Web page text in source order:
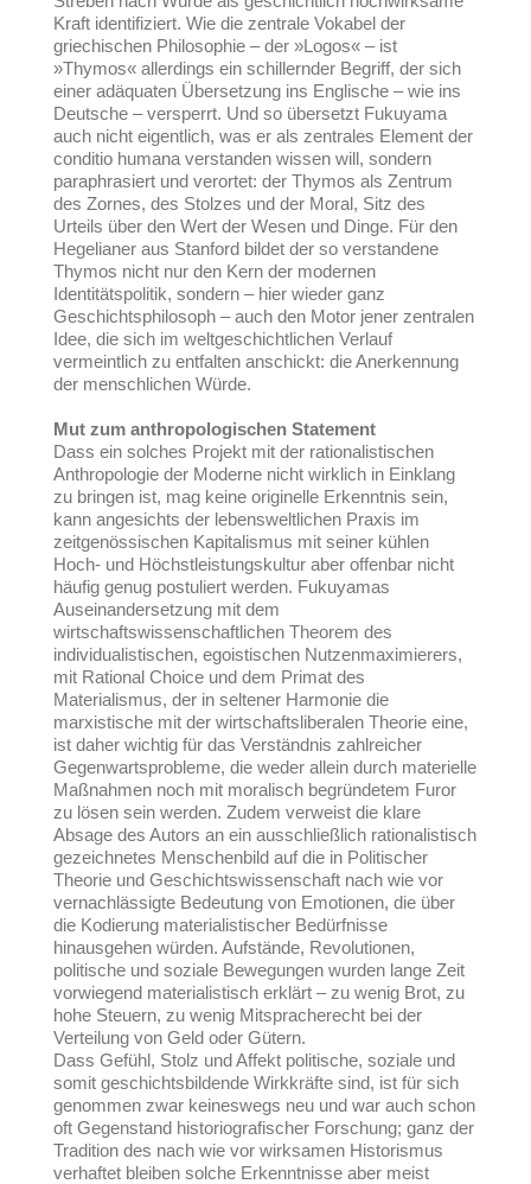
Kraft identifiziert. Wie die zentrale Vokabel der
griechischen Philosophie – der »Logos« – ist
»Thymos« allerdings ein schillernder Begriff, der sich
einer adäquaten Übersetzung ins Englische – wie ins
Deutsche – versperrt. Und so übersetzt Fukuyama
auch nicht eigentlich, was er als zentrales Element der
conditio humana verstanden wissen will, sondern
paraphrasiert und verortet: der Thymos als Zentrum
des Zornes, des Stolzes und der Moral, Sitz des
Urteils über den Wert der Wesen und Dinge. Für den
Hegelianer aus Stanford bildet der so verstandene
Thymos nicht nur den Kern der modernen
Identitätspolitik, sondern – hier wieder ganz
Geschichtsphilosoph – auch den Motor jener zentralen
Idee, die sich im weltgeschichtlichen Verlauf
vermeintlich zu entfalten anschickt: die Anerkennung
der menschlichen Würde.
Mut zum anthropologischen Statement
Dass ein solches Projekt mit der rationalistischen
Anthropologie der Moderne nicht wirklich in Einklang
zu bringen ist, mag keine originelle Erkenntnis sein,
kann angesichts der lebensweltlichen Praxis im
zeitgenössischen Kapitalismus mit seiner kühlen
Hoch- und Höchstleistungskultur aber offenbar nicht
häufig genug postuliert werden. Fukuyamas
Auseinandersetzung mit dem
wirtschaftswissenschaftlichen Theorem des
individualistischen, egoistischen Nutzenmaximierers,
mit Rational Choice und dem Primat des
Materialismus, der in seltener Harmonie die
marxistische mit der wirtschaftsliberalen Theorie eine,
ist daher wichtig für das Verständnis zahlreicher
Gegenwartsprobleme, die weder allein durch materielle
Maßnahmen noch mit moralisch begründetem Furor
zu lösen sein werden. Zudem verweist die klare
Absage des Autors an ein ausschließlich rationalistisch
gezeichnetes Menschenbild auf die in Politischer
Theorie und Geschichtswissenschaft nach wie vor
vernachlässigte Bedeutung von Emotionen, die über
die Kodierung materialistischer Bedürfnisse
hinausgehen würden. Aufstände, Revolutionen,
politische und soziale Bewegungen wurden lange Zeit
vorwiegend materialistisch erklärt – zu wenig Brot, zu
hohe Steuern, zu wenig Mitspracherecht bei der
Verteilung von Geld oder Gütern.
Dass Gefühl, Stolz und Affekt politische, soziale und
somit geschichtsbildende Wirkkräfte sind, ist für sich
genommen zwar keineswegs neu und war auch schon
oft Gegenstand historiografischer Forschung; ganz der
Tradition des nach wie vor wirksamen Historismus
verhaftet bleiben solche Erkenntnisse aber meist